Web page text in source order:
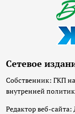
Сетевое
Собственник: ГКП
внутренней
Редактор веб-